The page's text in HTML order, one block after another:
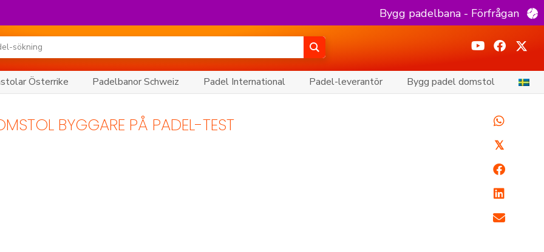
Bygg padelbana - Förfrågan
Österrike Padelbanor Schweiz Padel International Padel-leverantör Bygg padel domstol
BYGGARE PÅ PADEL-TEST
𝕏